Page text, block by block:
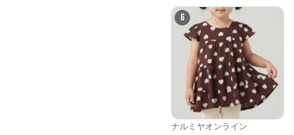
6
ナルミヤオンライン